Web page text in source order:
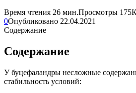
Время чтения 26 мин.Просмотры 175
0Опубликовано 22.04.2021
Содержание
Содержание
У буцефаландры несложные
стабильность условий: